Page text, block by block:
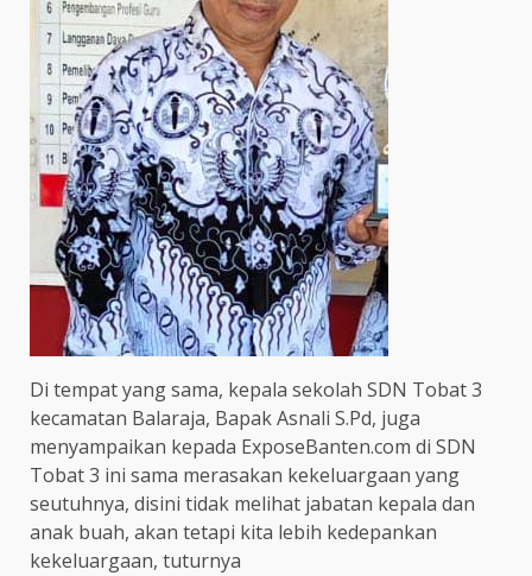
Di tempat yang sama, kepala sekolah SDN Tobat 3
kecamatan Balaraja, Bapak Asnali S.Pd, juga
menyampaikan kepada ExposeBanten.com di SDN
Tobat 3 ini sama merasakan kekeluargaan yang
seutuhnya, disini tidak melihat jabatan kepala dan
anak buah, akan tetapi kita lebih kedepankan
kekeluargaan, tuturnya